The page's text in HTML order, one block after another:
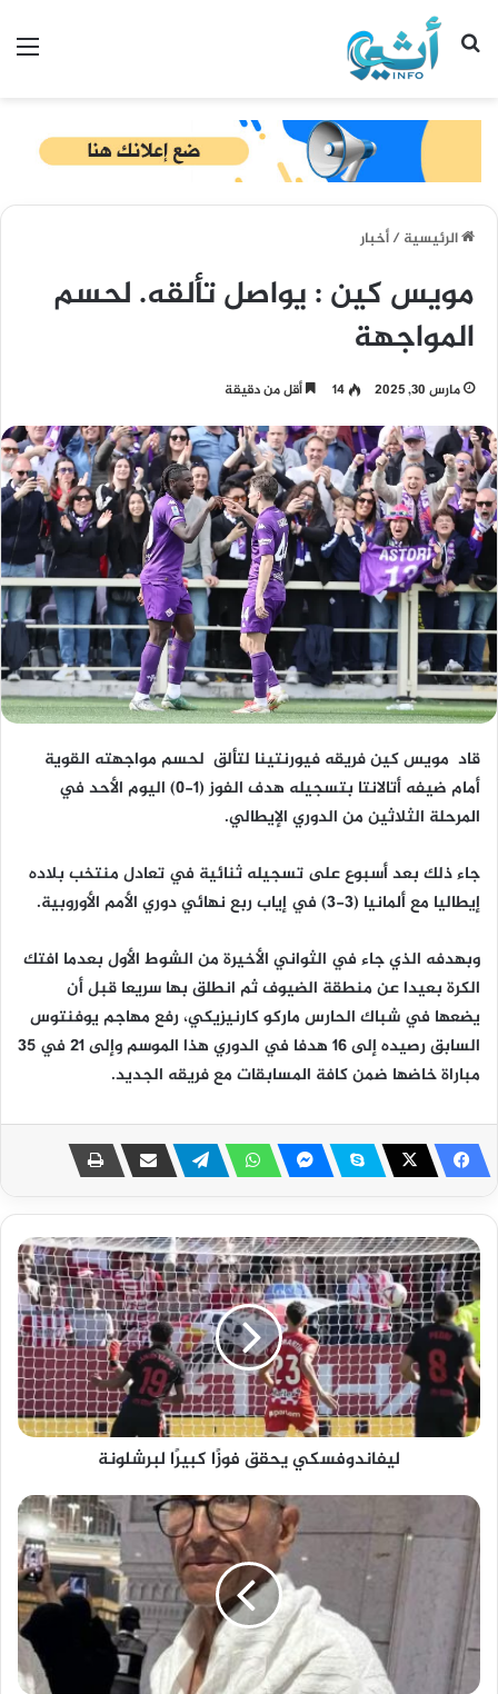
بحث عن
الرئيسية/أخبار
مويس كين : يواصل تألقه. لحسم
المواجهة
مارس 30, 2025 14 أقل من دقيقة
قاد مويس كين فريقه فيورنتينا لتألق لحسم مواجهته القوية
أمام ضيفه أتالانتا بتسجيله هدف الفوز (1-0) اليوم الأحد في
المرحلة الثلاثين من الدوري الإيطالي.
جاء ذلك بعد أسبوع على تسجيله ثنائية في تعادل منتخب بلاده
إيطاليا مع ألمانيا (3-3) في إياب ربع نهائي دوري الأمم الأوروبية.
وبهدفه الذي جاء في الثواني الأخيرة من الشوط الأول بعدما افتك
الكرة بعيدا عن منطقة الضيوف ثم انطلق بها سريعا قبل أن
يضعها في شباك الحارس ماركو كارنيزيكي، رفع مهاجم يوفنتوس
السابق رصيده إلى 16 هدفا في الدوري هذا الموسم وإلى 21 في 35
مباراة خاضها ضمن كافة المسابقات مع فريقه الجديد.
ليفاندوفسكي يحقق فوزًا كبيرًا لبرشلونة